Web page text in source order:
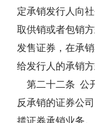
定承销发行人向
取供销或者包销
发售证券，在承
给发行人的承销方
第二十二条 公
反承销的证券公